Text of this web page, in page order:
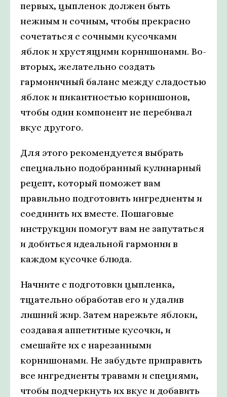
первых, цыпленок должен быть
нежным и сочным, чтобы прекрасно
сочетаться с сочными кусочками
яблок и хрустящими корнишонами. Во-
вторых, желательно создать
гармоничный баланс между сладостью
яблок и пикантностью корнишонов,
чтобы один компонент не перебивал
вкус другого.
Для этого рекомендуется выбрать
специально подобранный кулинарный
рецепт, который поможет вам
правильно подготовить ингредиенты и
соединить их вместе. Пошаговые
инструкции помогут вам не запутаться
и добиться идеальной гармонии в
каждом кусочке блюда.
Начните с подготовки цыпленка,
тщательно обработав его и удалив
лишний жир. Затем нарежьте яблоки,
создавая аппетитные кусочки, и
смешайте их с нарезанными
корнишонами. Не забудьте приправить
все ингредиенты травами и специями,
чтобы подчеркнуть их вкус и добавить